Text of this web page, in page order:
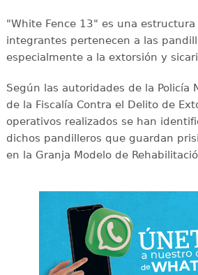
"White Fence 13" es una
integrantes pertenecen a las
especialmente a la extorsión y
Según las autoridades de la Policía
de la Fiscalía Contra el Delito de
operativos realizados se han
dichos pandilleros que guardan
en la Granja Modelo de